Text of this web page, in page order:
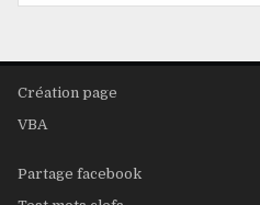
Création page
VBA
Partage facebook